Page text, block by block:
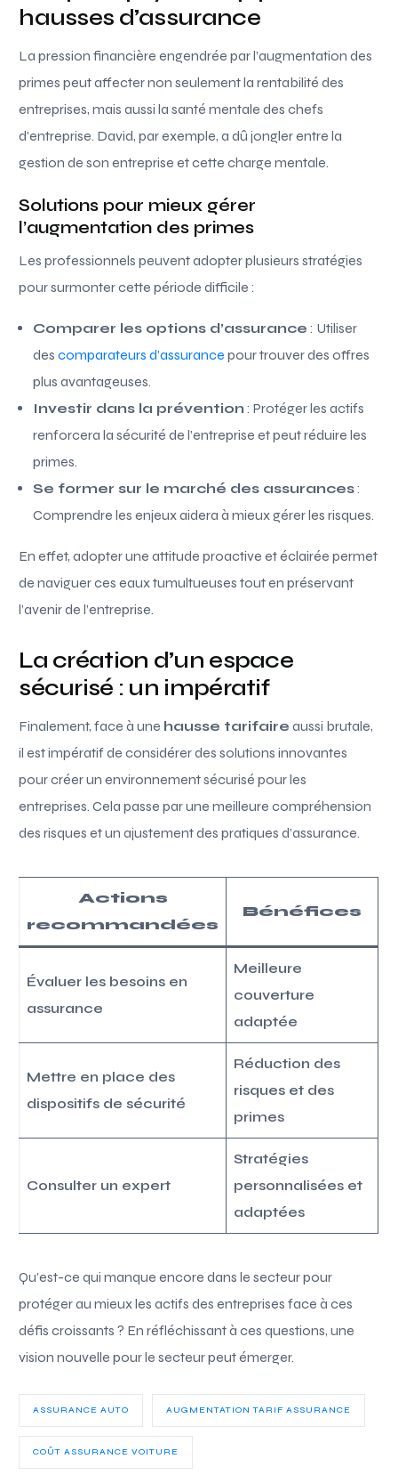
hausses d’assurance
La pression financière engendrée par l’augmentation des
primes peut affecter non seulement la rentabilité des
entreprises, mais aussi la santé mentale des chefs
d’entreprise. David, par exemple, a dû jongler entre la
gestion de son entreprise et cette charge mentale.
Solutions pour mieux gérer
l’augmentation des primes
Les professionnels peuvent adopter plusieurs stratégies
pour surmonter cette période difficile :
Comparer les options d’assurance : Utiliser
descomparateurs d’assurance pour trouver des offres
plus avantageuses.
Investir dans la prévention : Protéger les actifs
renforcera la sécurité de l’entreprise et peut réduire les
primes.
Se former sur le marché des assurances:
Comprendre les enjeux aidera à mieux gérer les risques.
En effet, adopter une attitude proactive et éclairée permet
de naviguer ces eaux tumultueuses tout en préservant
l’avenir de l’entreprise.
La création d’un espace
sécurisé : un impératif
Finalement, face à une hausse tarifaire aussi brutale,
il est impératif de considérer des solutions innovantes
pour créer un environnement sécurisé pour les
entreprises. Cela passe par une meilleure compréhension
des risques et un ajustement des pratiques d’assurance.
Actions
recommandées
Bénéfices
Évaluer les besoins en
assurance
Meilleure
couverture
adaptée
Mettre en place des
dispositifs de sécurité
Réduction des
risques et des
primes
Consulter un expert
Stratégies
personnalisées et
adaptées
Qu’est-ce qui manque encore dans le secteur pour
protéger au mieux les actifs des entreprises face à ces
défis croissants ? En réfléchissant à ces questions, une
vision nouvelle pour le secteur peut émerger.
ASSURANCE AUTO AUGMENTATION TARIF ASSURANCE
COÛT ASSURANCE VOITURE